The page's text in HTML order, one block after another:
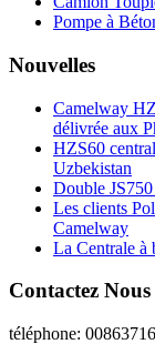
Pompe à
Nouvelles
Camelway
délivrée aux
HZS60
Uzbekistan
Double
Les clients
Camelway
La Centrale à
Contactez Nous
téléphone: